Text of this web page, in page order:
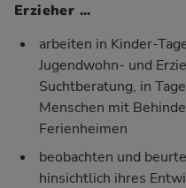
Erzieher ...
arbeiten in Kinder-
Jugendwohn- und
Suchtberatung, in
Menschen mit
Ferienheimen
beobachten und
hinsichtlich ihres